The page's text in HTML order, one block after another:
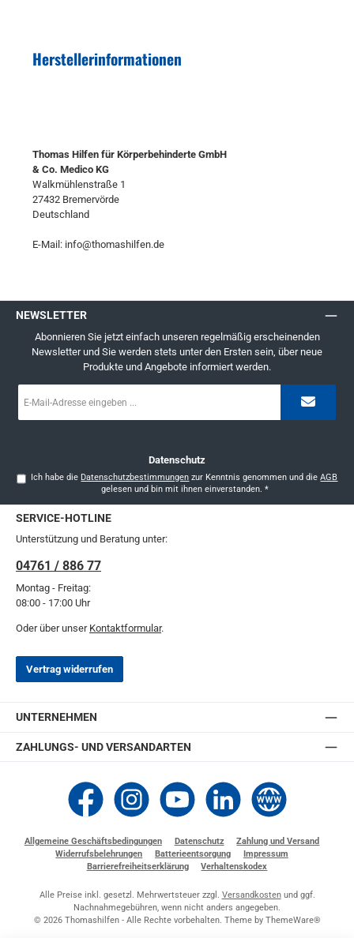
Herstellerinformationen
Thomas Hilfen für Körperbehinderte GmbH
& Co. Medico KG
Walkmühlenstraße 1
27432 Bremervörde
Deutschland
E-Mail: info@thomashilfen.de
NEWSLETTER
Abonnieren Sie jetzt einfach unseren regelmäßig erscheinenden
Newsletter und Sie werden stets unter den Ersten sein, über neue
Produkte und Angebote informiert werden.
Mail-
Datenschutz
Ich habe die Datenschutzbestimmungen zur Kenntnis genommen und dieAGB
gelesen und bin mit ihnen einverstanden. *
SERVICE-HOTLINE
Unterstützung und Beratung unter:
04761 / 886 77
Montag - Freitag:
08:00 - 17:00 Uhr
Oder über unser Kontaktformular.
Vertrag widerrufen
UNTERNEHMEN
ZAHLUNGS- UND VERSANDARTEN
Thomashilfen bei Facebook
Thomashilfen bei Instagram
Thomashilfen bei YouTube
Thomashilfen bei LinkedIn
Zur Website von
Allgemeine Geschäftsbedingungen Datenschutz
Zahlung und Versand
Widerrufsbelehrungen
Batterieentsorgung
Impressum
Barrierefreiheitserklärung
Verhaltenskodex
Alle Preise inkl. gesetzl. Mehrwertsteuer zzgl. Versandkostenund ggf.
Nachnahmegebühren, wenn nicht anders angegeben.
© 2026 Thomashilfen - Alle Rechte vorbehalten. Theme by ThemeWare®